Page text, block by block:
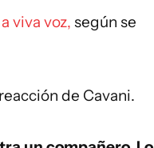
viva voz, según se
de Cavani.